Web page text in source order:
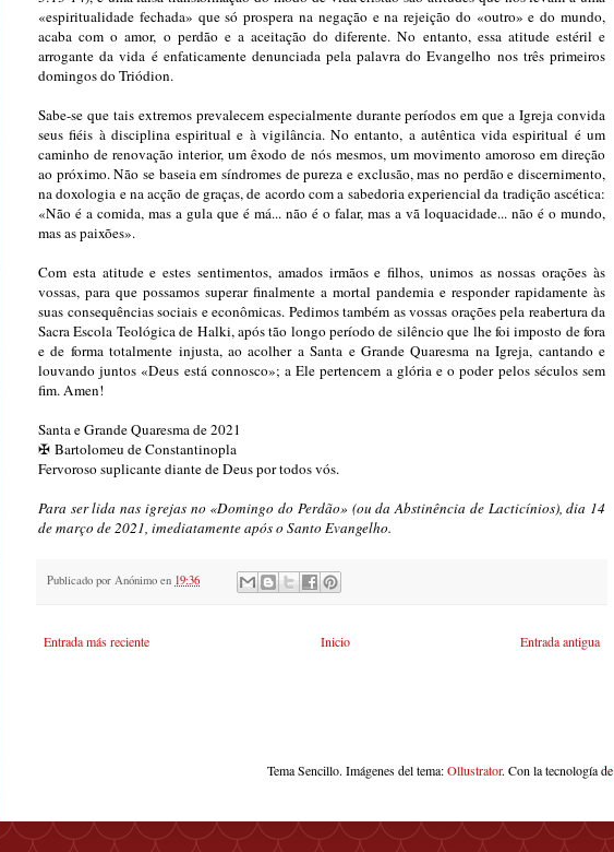
«espiritualidade fechada» que só prospera na negação e na rejeição do «outro» e do mundo,
acaba com o amor, o perdão e a aceitação do diferente. No entanto, essa atitude estéril e
arrogante da vida é enfaticamente denunciada pela palavra do Evangelho nos três primeiros
domingos do Triódion.
Sabe-se que tais extremos prevalecem especialmente durante períodos em que a Igreja convida
seus fiéis à disciplina espiritual e à vigilância. No entanto, a autêntica vida espiritual é um
caminho de renovação interior, um êxodo de nós mesmos, um movimento amoroso em direção
ao próximo. Não se baseia em síndromes de pureza e exclusão, mas no perdão e discernimento,
na doxologia e na acção de graças, de acordo com a sabedoria experiencial da tradição ascética:
«Não é a comida, mas a gula que é má... não é o falar, mas a vã loquacidade... não é o mundo,
mas as paixões».
Com esta atitude e estes sentimentos, amados irmãos e filhos, unimos as nossas orações às
vossas, para que possamos superar finalmente a mortal pandemia e responder rapidamente às
suas consequências sociais e econômicas. Pedimos também as vossas orações pela reabertura da
Sacra Escola Teológica de Halki, após tão longo período de silêncio que lhe foi imposto de fora
e de forma totalmente injusta, ao acolher a Santa e Grande Quaresma na Igreja, cantando e
louvando juntos «Deus está connosco»; a Ele pertencem a glória e o poder pelos séculos sem
fim. Amen!
Santa e Grande Quaresma de 2021
✠ Bartolomeu de Constantinopla
Fervoroso suplicante diante de Deus por todos vós.
Para ser lida nas igrejas no «Domingo do Perdão» (ou da Abstinência de Lacticínios), dia 14
de março de 2021, imediatamente após o Santo Evangelho.
Publicado por Anónimo en 19:36
Entrada más reciente Entrada antigua
Inicio
Tema Sencillo. Imágenes del tema:Ollustrator. Con la tecnología de